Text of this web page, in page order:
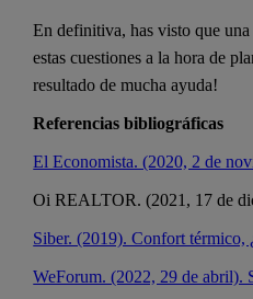
En definitiva, has visto que
estas cuestiones a la hora de
resultado de mucha ayuda!
Referencias bibliográficas
El Economista. (2020, 2 de
Oi REALTOR. (2021, 17 de
Siber. (2019). Confort térmico,
WeForum. (2022, 29 de abril).